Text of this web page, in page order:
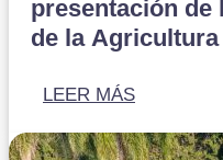
presentación de
de la Agricultura
LEER MÁS